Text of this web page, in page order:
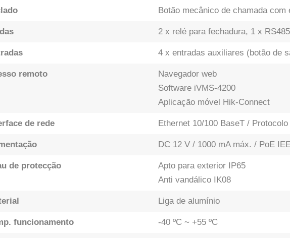
Botão mecânico de chamada
2 x relé para fechadura, 1 x RS485
4 x entradas auxiliares (botão de
remoto
Navegador web
Software iVMS-4200
Aplicação móvel Hik-Connect
de rede Ethernet 10/100 BaseT /
DC 12 V / 1000 mA máx. / PoE
de protecção
Apto para exterior IP65
Anti vandálico IK08
Liga de alumínio
funcionamento -40 ºC ~ +55 ºC